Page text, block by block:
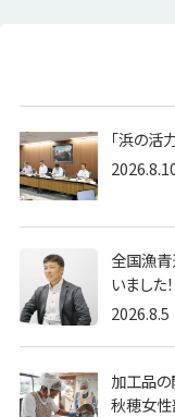
「浜の活
全国漁
いました！
2026.8.5
加工品の
秋穂女